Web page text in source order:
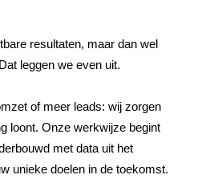
resultaten, maar dan wel
leggen we even uit.
of meer leads: wij zorgen
loont. Onze werkwijze begint
met data uit het
unieke doelen in de toekomst.